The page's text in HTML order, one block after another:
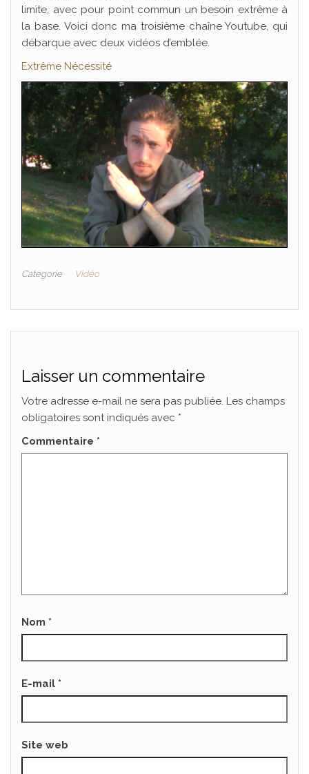
limite, avec pour point commun un besoin extrême à
la base. Voici donc ma troisième chaîne Youtube, qui
débarque avec deux vidéos d’emblée.
Extrême Nécessité
Catégorie Vidéo
Laisser un commentaire
Votre adresse e-mail ne sera pas publiée. Les champs
obligatoires sont indiqués avec *
Commentaire *
Nom *
E-mail *
Site web